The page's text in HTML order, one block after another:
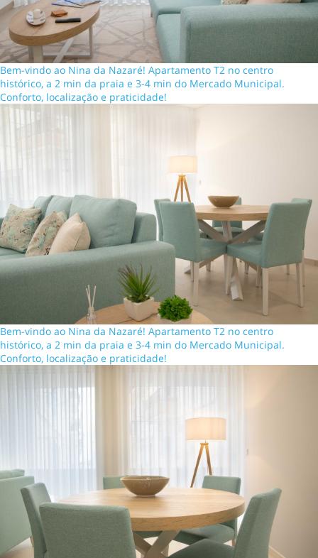
Bem-vindo ao Nina da Nazaré! Apartamento T2 no centro
histórico, a 2 min da praia e 3-4 min do Mercado Municipal.
Conforto, localização e praticidade!
Bem-vindo ao Nina da Nazaré! Apartamento T2 no centro
histórico, a 2 min da praia e 3-4 min do Mercado Municipal.
Conforto, localização e praticidade!